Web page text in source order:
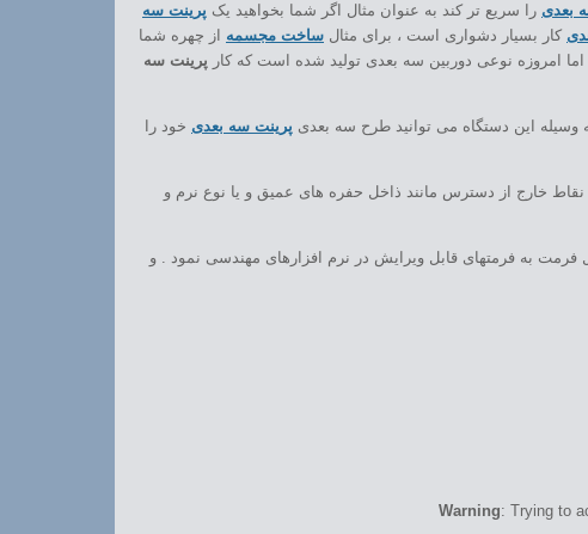
بعدی را سریع تر کند به عنوان مثال اگر شما بخواهید یک پرینت سه
کار بسیار دشواری است ، برای مثال ساخت مجسمه از چهره شما
پرینت سه
این دستگاه می توانید طرح سه بعدی پرینت سه بعدی خود را
خارج از دسترس مانند ذاخل حفره های عمیق و یا نوع نرم و
فرمت به فرمتهای قابل ویرایش در نرم افزارهای مهندسی نمود . و
Warning: Trying to